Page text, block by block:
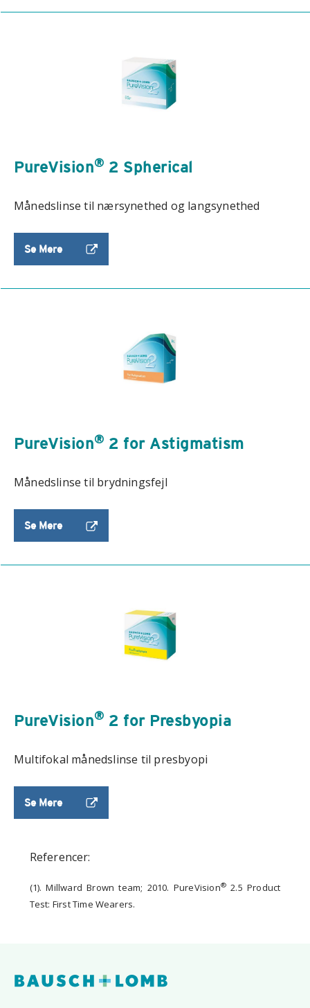
PureVision® 2 Spherical
Månedslinse til nærsynethed og langsynethed
Se Mere
PureVision® 2 for Astigmatism
Månedslinse til brydningsfejl
Se Mere
PureVision® 2 for Presbyopia
Multifokal månedslinse til presbyopi
Se Mere
Referencer:
(1). Millward Brown team; 2010. PureVision® 2.5 Product
Test: First Time Wearers.